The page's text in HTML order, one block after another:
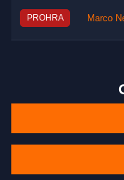
PROHRA Marco